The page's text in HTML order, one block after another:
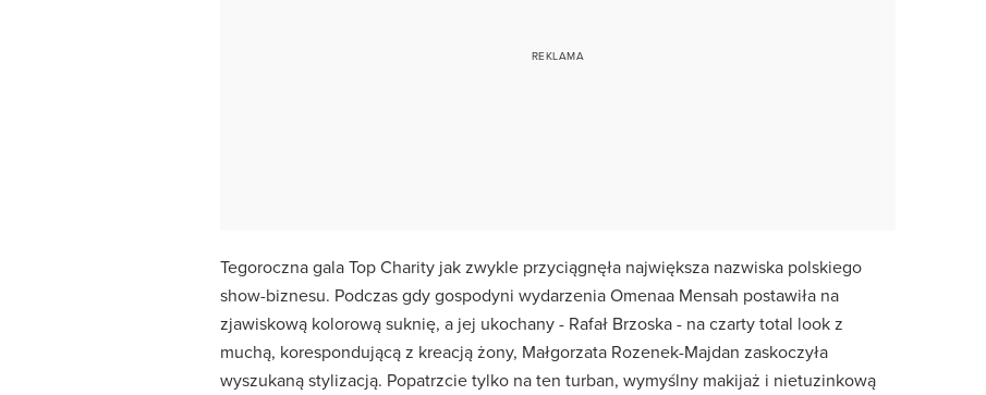
Tegoroczna gala Top Charity jak zwykle przyciągnęła największa nazwiska polskiego
show-biznesu. Podczas gdy gospodyni wydarzenia Omenaa Mensah postawiła na
zjawiskową kolorową suknię, a jej ukochany - Rafał Brzoska - na czarty total look z
muchą, korespondującą z kreacją żony, Małgorzata Rozenek-Majdan zaskoczyła
wyszukaną stylizacją. Popatrzcie tylko na ten turban, wymyślny makijaż i nietuzinkową